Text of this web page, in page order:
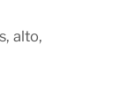
alto,